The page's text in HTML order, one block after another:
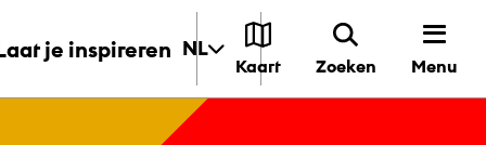
je inspireren NL
Kaart Zoeken Menu